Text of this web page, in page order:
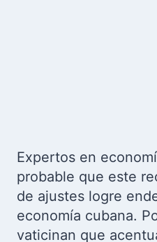
Expertos en
probable que este
de ajustes logre
economía cubana.
vaticinan que